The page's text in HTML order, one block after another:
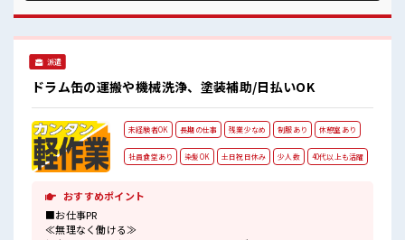
数活躍中！
派遣
ドラム缶の運搬や機械洗浄、塗装補助/日払いOK
未経験者OK 長期の仕事 残業少なめ 制服あり 休憩室あり
社員食堂あり 染髪OK 土日祝日休み 少人数 40代以上も活躍
おすすめポイント
■お仕事PR
≪無理なく働ける≫